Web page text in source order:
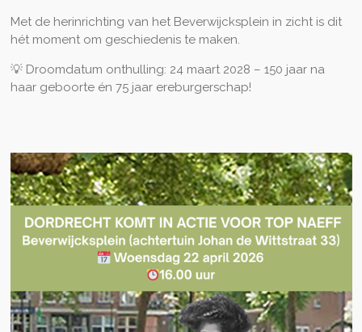
Met de herinrichting van het Beverwijcksplein in zicht is dit
hét moment om geschiedenis te maken.
💡 Droomdatum onthulling: 24 maart 2028 – 150 jaar na
haar geboorte én 75 jaar ereburgerschap!